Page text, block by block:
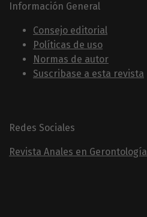
Información General
Consejo editorial
Políticas de uso
Normas de autor
Suscribase a esta revista
Redes Sociales
Revista Anales en Gerontología